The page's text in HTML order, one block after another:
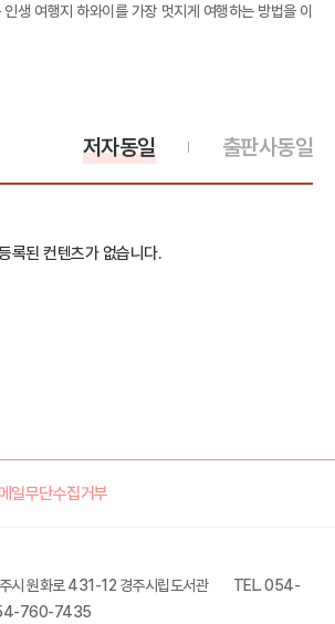
생 여행지 하와이를 가장 멋지게 여행하는 방법을 이
출판사동일
저자동일
록된 컨텐츠가 없습니다.
일무단수집거부
시 원화로 431-12 경주시립도서관
TEL. 054-
760-7435